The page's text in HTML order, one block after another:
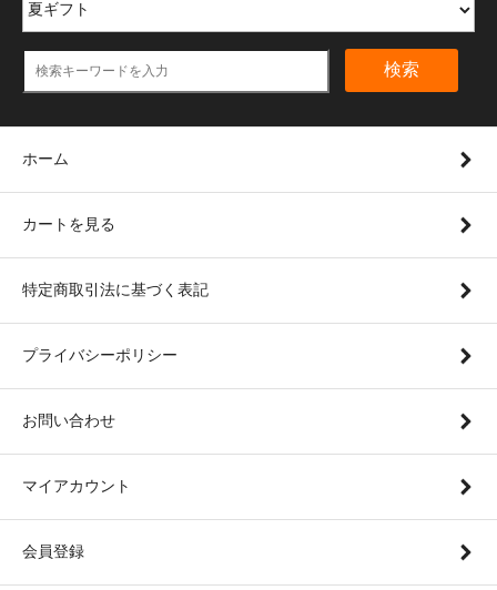
検索
ホーム
カートを見る
特定商取引法に基づく表記
プライバシーポリシー
お問い合わせ
マイアカウント
会員登録